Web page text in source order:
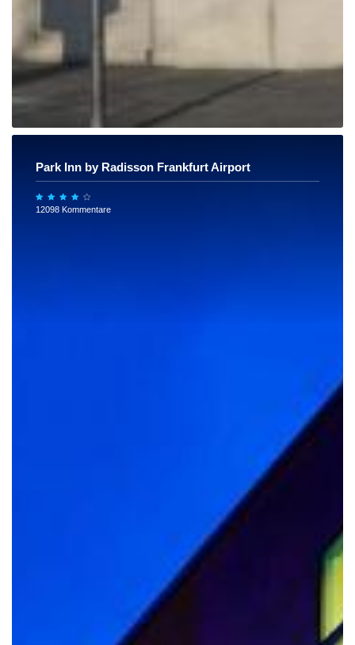
Park Inn by Radisson Frankfurt Airport
12098 Kommentare